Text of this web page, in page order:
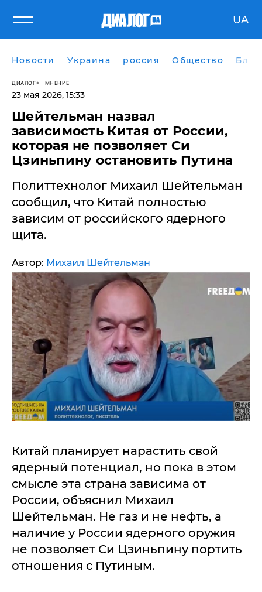
UA
Новости Украина россия Общество
ДИАЛОГ МНЕНИЕ
23 мая 2026, 15:33
Шейтельман назвал
зависимость Китая от России,
которая не позволяет Си
Цзиньпину остановить Путина
Политтехнолог Михаил Шейтельман
сообщил, что Китай полностью
зависим от российского ядерного
щита.
Автор: Михаил Шейтельман
Китай планирует нарастить свой
ядерный потенциал, но пока в этом
смысле эта страна зависима от
России, объяснил Михаил
Шейтельман. Не газ и не нефть, а
наличие у России ядерного оружия
не позволяет Си Цзиньпину портить
отношения с Путиным.